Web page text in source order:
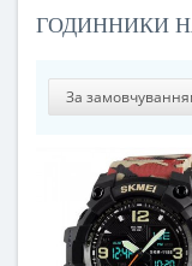
ГОДИННИКИ